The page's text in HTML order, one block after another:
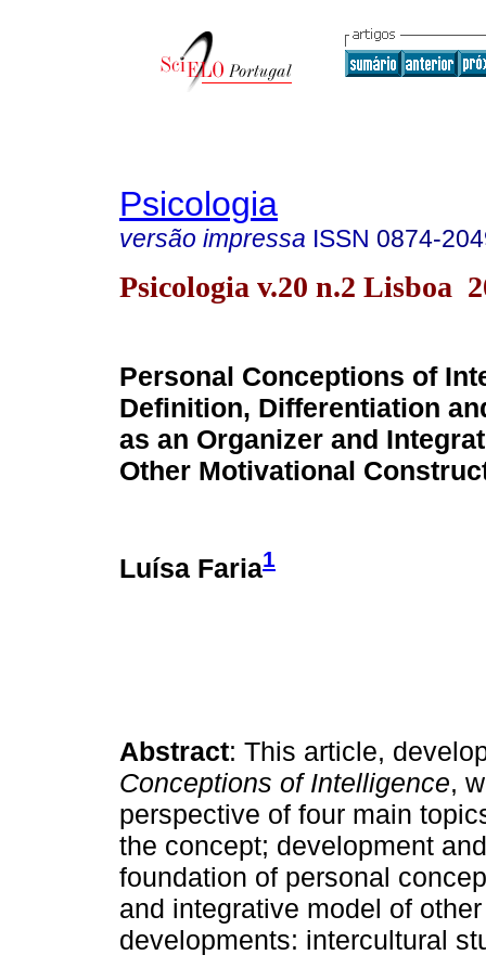
Psicologia
versão impressa ISSN 0874-
Psicologia v.20 n.2 Lisboa
Personal Conceptions of
Definition, Differentiation
as an Organizer and
Other Motivational
Luísa Faria1
Abstract: This article,
Conceptions of Intelligence,
perspective of four main
the concept; development
foundation of personal
and integrative model of
developments: intercultural